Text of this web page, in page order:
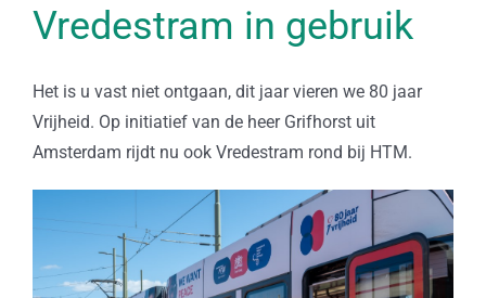
Vredestram in gebruik
Het is u vast niet ontgaan, dit jaar vieren we 80 jaar
Vrijheid. Op initiatief van de heer Grifhorst uit
Amsterdam rijdt nu ook Vredestram rond bij HTM.